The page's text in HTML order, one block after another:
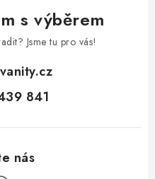
s výběrem
Jsme tu pro vás!
vanity.cz
841